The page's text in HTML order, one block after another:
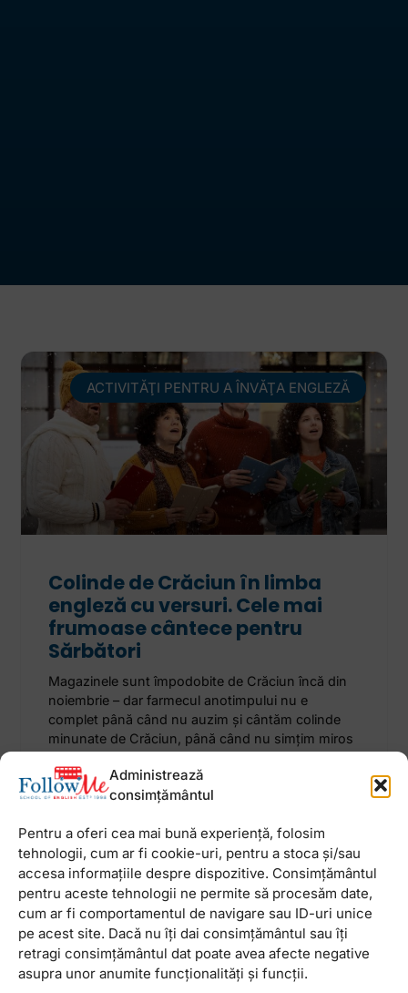
Administrează
consimțământul
Pentru a oferi cea mai bună experiență, folosim
tehnologii, cum ar fi cookie-uri, pentru a stoca și/sau
accesa informațiile despre dispozitive. Consimțământul
pentru aceste tehnologii ne permite să procesăm date,
cum ar fi comportamentul de navigare sau ID-uri unice
pe acest site. Dacă nu îți dai consimțământul sau îți
retragi consimțământul dat poate avea afecte negative
asupra unor anumite funcționalități și funcții.
ACTIVITĂŢI PENTRU A ÎNVĂŢA ENGLEZĂ
Colinde de Crăciun în limba
engleză cu versuri. Cele mai
frumoase cântece pentru
Sărbători
Magazinele sunt împodobite de Crăciun încă din
noiembrie – dar farmecul anotimpului nu e
complet până când nu auzim și cântăm colinde
minunate de Crăciun, până când nu simțim miros
24 noiembrie 2025 Niciun comentariu
Newsletter